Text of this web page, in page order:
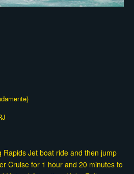
Rapids Jet boat ride and then jump
Cruise for 1 hour and 20 minutes to